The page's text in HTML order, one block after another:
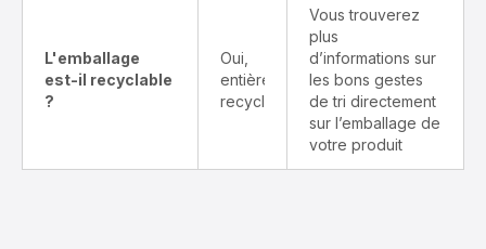
L'emballage
est-il recyclable
?
Oui,
entièrement
recyclable
Vous trouverez
plus
d’informations sur
les bons gestes
de tri directement
sur l’emballage de
votre produit